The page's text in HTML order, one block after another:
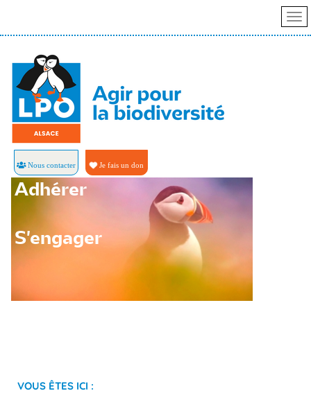
Nous contacter Je fais un don
Adhérer
S'engager
Vous êtes ici :